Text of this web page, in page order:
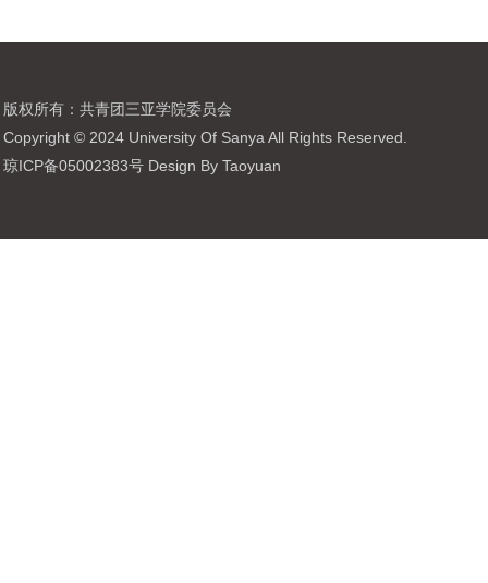
版权所有：共青团三亚学院委员会
Copyright © 2024 University Of Sanya All Rights Reserved.
琼ICP备05002383号 Design By Taoyuan